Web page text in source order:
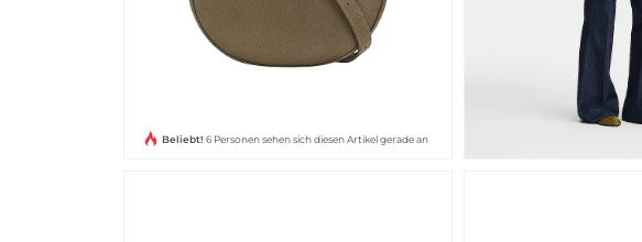
Beliebt! 6 Personen sehen sich diesen Artikel gerade an